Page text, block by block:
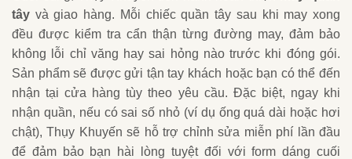
tây và giao hàng. Mỗi chiếc quần tây sau khi may xong
đều được kiểm tra cẩn thận từng đường may, đảm bảo
không lỗi chỉ văng hay sai hỏng nào trước khi đóng gói.
Sản phẩm sẽ được gửi tận tay khách hoặc bạn có thể đến
nhận tại cửa hàng tùy theo yêu cầu. Đặc biệt, ngay khi
nhận quần, nếu có sai số nhỏ (ví dụ ống quá dài hoặc hơi
chật), Thụy Khuyến sẽ hỗ trợ chỉnh sửa miễn phí lần đầu
để đảm bảo bạn hài lòng tuyệt đối với form dáng cuối